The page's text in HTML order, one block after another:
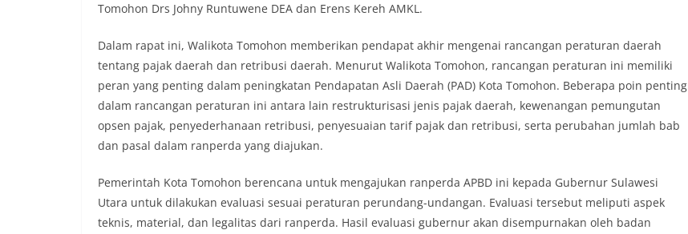
Tomohon Drs Johny Runtuwene DEA dan Erens Kereh AMKL.
Dalam rapat ini, Walikota Tomohon memberikan pendapat akhir mengenai rancangan peraturan daerah
tentang pajak daerah dan retribusi daerah. Menurut Walikota Tomohon, rancangan peraturan ini memiliki
peran yang penting dalam peningkatan Pendapatan Asli Daerah (PAD) Kota Tomohon. Beberapa poin penting
dalam rancangan peraturan ini antara lain restrukturisasi jenis pajak daerah, kewenangan pemungutan
opsen pajak, penyederhanaan retribusi, penyesuaian tarif pajak dan retribusi, serta perubahan jumlah bab
dan pasal dalam ranperda yang diajukan.
Pemerintah Kota Tomohon berencana untuk mengajukan ranperda APBD ini kepada Gubernur Sulawesi
Utara untuk dilakukan evaluasi sesuai peraturan perundang-undangan. Evaluasi tersebut meliputi aspek
teknis, material, dan legalitas dari ranperda. Hasil evaluasi gubernur akan disempurnakan oleh badan